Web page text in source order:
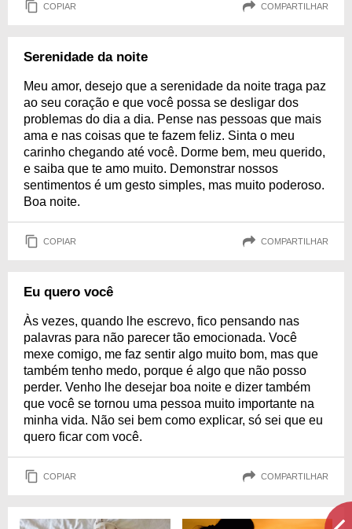
COPIAR COMPARTILHAR
Serenidade da noite
Meu amor, desejo que a serenidade da noite traga paz
ao seu coração e que você possa se desligar dos
problemas do dia a dia. Pense nas pessoas que mais
ama e nas coisas que te fazem feliz. Sinta o meu
carinho chegando até você. Dorme bem, meu querido,
e saiba que te amo muito. Demonstrar nossos
sentimentos é um gesto simples, mas muito poderoso.
Boa noite.
COPIAR COMPARTILHAR
Eu quero você
Às vezes, quando lhe escrevo, fico pensando nas
palavras para não parecer tão emocionada. Você
mexe comigo, me faz sentir algo muito bom, mas que
também tenho medo, porque é algo que não posso
perder. Venho lhe desejar boa noite e dizer também
que você se tornou uma pessoa muito importante na
minha vida. Não sei bem como explicar, só sei que eu
quero ficar com você.
COPIAR COMPARTILHAR